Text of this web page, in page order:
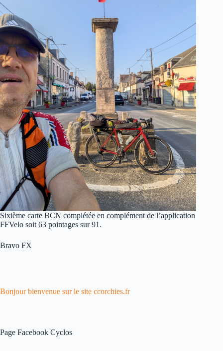
Sixième carte BCN complétée en complément de l’application
FFVelo soit 63 pointages sur 91.
Bravo FX
Bonjour bienvenue sur le site ccorchies.fr
Page Facebook Cyclos